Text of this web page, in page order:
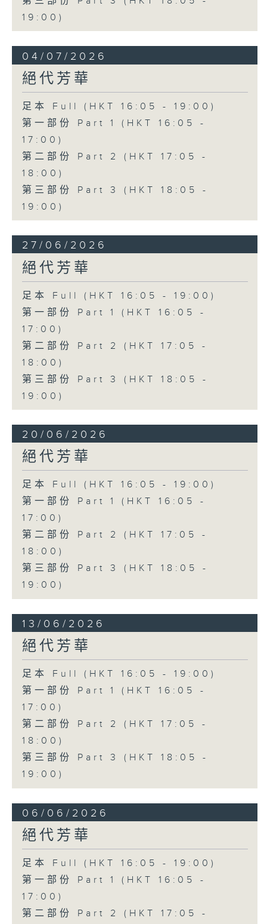
19:00)
04/07/2026
絕代芳華
足本 Full (HKT 16:05 - 19:00)
第一部份 Part 1 (HKT 16:05 -
17:00)
第二部份 Part 2 (HKT 17:05 -
18:00)
第三部份 Part 3 (HKT 18:05 -
19:00)
27/06/2026
絕代芳華
足本 Full (HKT 16:05 - 19:00)
第一部份 Part 1 (HKT 16:05 -
17:00)
第二部份 Part 2 (HKT 17:05 -
18:00)
第三部份 Part 3 (HKT 18:05 -
19:00)
20/06/2026
絕代芳華
足本 Full (HKT 16:05 - 19:00)
第一部份 Part 1 (HKT 16:05 -
17:00)
第二部份 Part 2 (HKT 17:05 -
18:00)
第三部份 Part 3 (HKT 18:05 -
19:00)
13/06/2026
絕代芳華
足本 Full (HKT 16:05 - 19:00)
第一部份 Part 1 (HKT 16:05 -
17:00)
第二部份 Part 2 (HKT 17:05 -
18:00)
第三部份 Part 3 (HKT 18:05 -
19:00)
06/06/2026
絕代芳華
足本 Full (HKT 16:05 - 19:00)
第一部份 Part 1 (HKT 16:05 -
17:00)
第二部份 Part 2 (HKT 17:05 -